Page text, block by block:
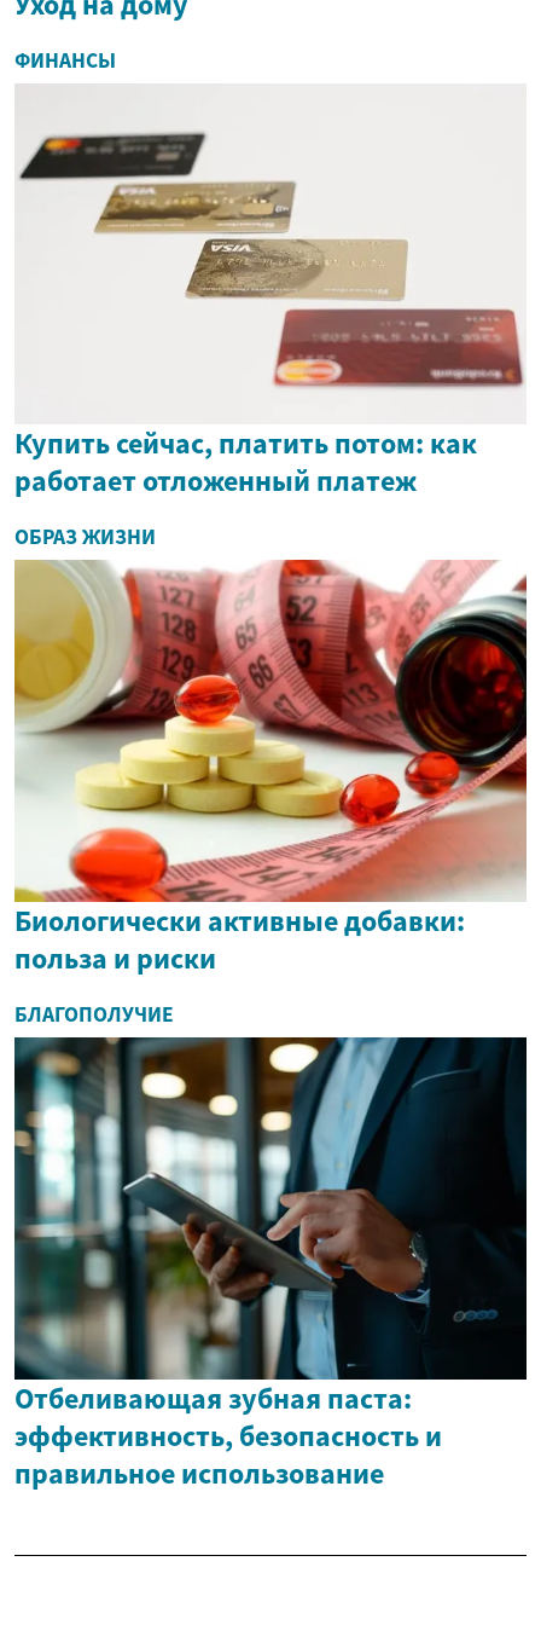
ФИНАНСЫ
Купить сейчас, платить потом: как
работает отложенный платеж
ОБРАЗ ЖИЗНИ
Биологически активные добавки:
польза и риски
БЛАГОПОЛУЧИЕ
Отбеливающая зубная паста:
эффективность, безопасность и
правильное использование